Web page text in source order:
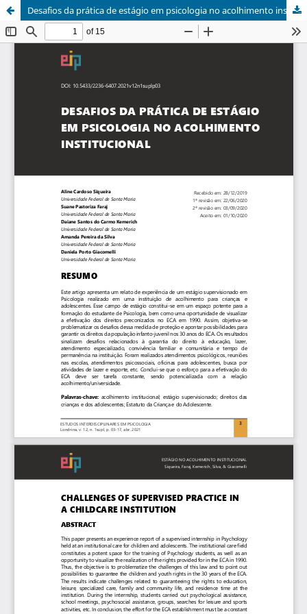
Desafios da prática de estágio em psicologia no acolhimento institucional